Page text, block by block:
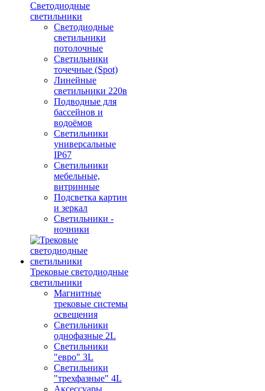
Светодиодные
светильники
Светодиодные
светильники
потолочные
Светильники
точечные (Spot)
Линейные
светильники 220в
Подводные для
бассейнов и
водоёмов
Светильники
универсальные
IP67
Светильники
мебельные,
витринные
Подсветка картин
и зеркал
Светильники -
ночники
Трековые светодиодные
светильники
Магнитные
трековые системы
освещения
Светильники
однофазные 2L
Светильники
"евро" 3L
Светильники
"трехфазные" 4L
Аксессуары